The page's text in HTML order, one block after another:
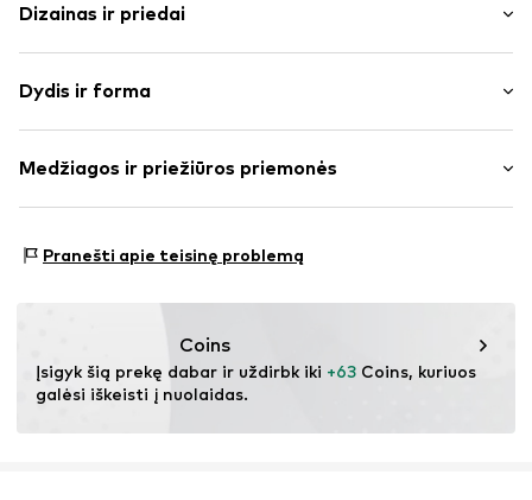
Dizainas ir priedai
džinsai
Plėšyti
Kraštas su sagomis
Prekės Nr. IBE0006002000001
Dydis ir forma
Pritaikomumas: Laisvas
Juosmens aukštis: aukštas juosmuo
Dydžių lentelė
Medžiagos ir priežiūros priemonės
Viskozė
Pranešti apie teisinę problemą
Coins
Įsigyk šią prekę dabar ir uždirbk iki +63 Coins, kuriuos
galėsi iškeisti į nuolaidas.